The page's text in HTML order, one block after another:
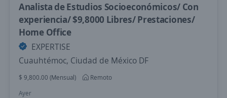
Analista de Estudios Socioeconómicos/ Con
experiencia/ $9,8000 Libres/ Prestaciones/
Home Office
EXPERTISE
Cuauhtémoc, Ciudad de México DF
$ 9,800.00 (Mensual)
Remoto
Ayer